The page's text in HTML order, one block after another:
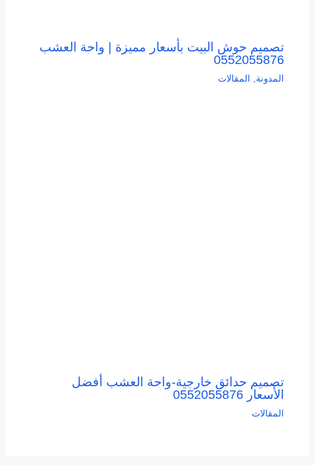
تصميم حوش البيت بأسعار مميزة | واحة العشب
0552055876
المدونة, المقالات
تصميم حدائق خارجية-واحة العشب أفضل
الأسعار 0552055876
المقالات